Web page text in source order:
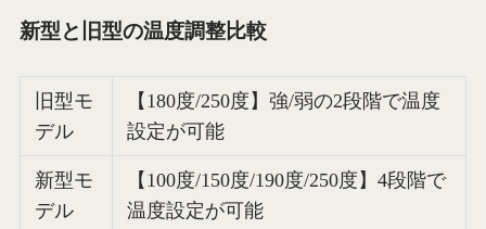
新型と旧型の温度調整比較
旧型モ
デル
【180度/250度】強/弱の2段階で温度
設定が可能
新型モ
デル
【100度/150度/190度/250度】4段階で
温度設定が可能